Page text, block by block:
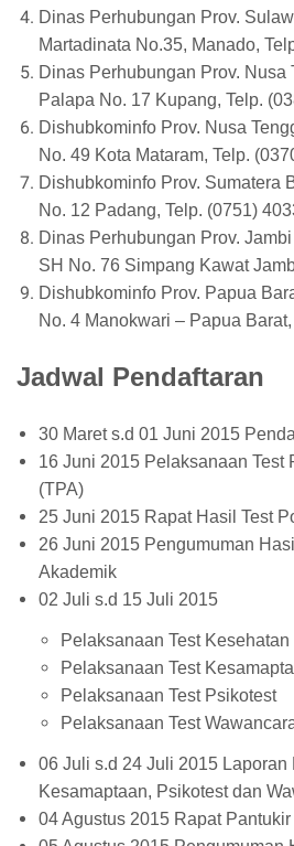
Dinas Perhubungan Prov.
Martadinata No.35, Manado,
Dinas Perhubungan Prov. Nusa
Palapa No. 17 Kupang, Telp.
Dishubkominfo Prov. Nusa
No. 49 Kota Mataram, Telp.
Dishubkominfo Prov. Sumatera
No. 12 Padang, Telp. (0751)
Dinas Perhubungan Prov.
SH No. 76 Simpang Kawat
Dishubkominfo Prov. Papua
No. 4 Manokwari – Papua
Jadwal Pendaftaran
30 Maret s.d 01 Juni 2015
16 Juni 2015 Pelaksanaan Test
(TPA)
25 Juni 2015 Rapat Hasil Test
26 Juni 2015 Pengumuman
Akademik
02 Juli s.d 15 Juli 2015
Pelaksanaan Test Kesehatan
Pelaksanaan Test
Pelaksanaan Test Psikotest
Pelaksanaan Test
06 Juli s.d 24 Juli 2015 Laporan
Kesamaptaan, Psikotest dan
04 Agustus 2015 Rapat Pantukir